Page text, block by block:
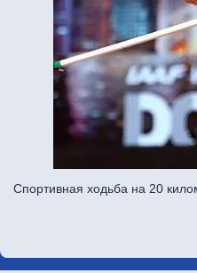
Спортивная ходьба на 20